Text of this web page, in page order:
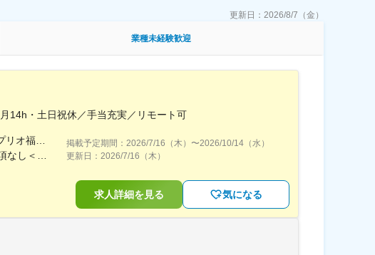
更新日： 2026/8/7（金）
業種未経験歓迎
14h・土日祝休／手当充実／リモート可
掲載予定期間： 2026/7/16（木） 〜2026/10/14（水）
更新日： 2026/7/16（木）
求人詳細を見る 気になる